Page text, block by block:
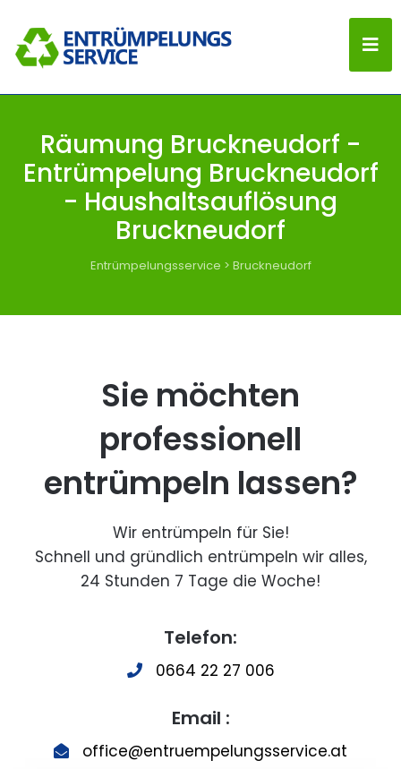
Räumung Bruckneudorf -
Entrümpelung Bruckneudorf
- Haushaltsauflösung
Bruckneudorf
Entrümpelungsservice > Bruckneudorf
Sie möchten
professionell
entrümpeln lassen?
Wir entrümpeln für Sie!
Schnell und gründlich entrümpeln wir alles,
24 Stunden 7 Tage die Woche!
Telefon:
0664 22 27 006
Email :
office@entruempelungsservice.at